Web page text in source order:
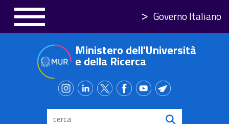
principale
Governo Italiano
Ministero dell'Università
e della Ricerca
Search